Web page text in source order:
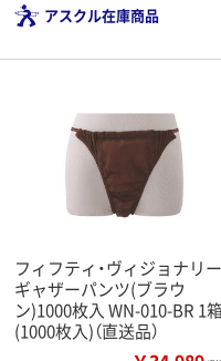
アスクル在庫商品
フィフティ・ヴィジョナリー
ギャザーパンツ(ブラウ
ン)1000枚入 WN-010-BR 1箱
(1000枚入)（直送品）